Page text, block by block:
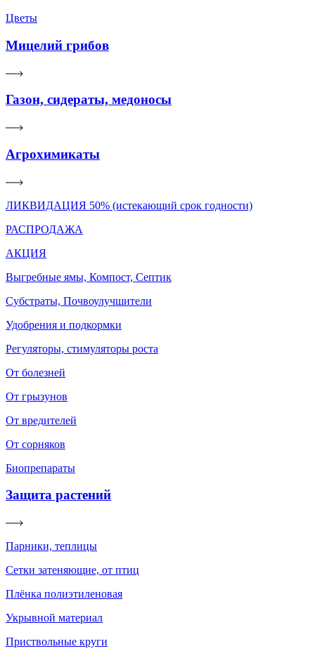
Цветы
Мицелий грибов
Газон, сидераты, медоносы
Агрохимикаты
ЛИКВИДАЦИЯ 50% (истекающий срок годности)
РАСПРОДАЖА
АКЦИЯ
Выгребные ямы, Компост, Септик
Субстраты, Почвоулучшители
Удобрения и подкормки
Регуляторы, стимуляторы роста
От болезней
От грызунов
От вредителей
От сорняков
Биопрепараты
Защита растений
Парники, теплицы
Сетки затеняющие, от птиц
Плёнка полиэтиленовая
Укрывной материал
Приствольные круги